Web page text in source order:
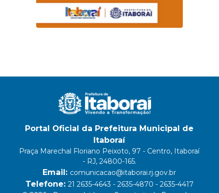
Portal Oficial da Prefeitura Municipal de
Itaboraí
Praça Marechal Floriano Peixoto, 97 - Centro, Itaboraí
- RJ, 24800-165.
Email: comunicacao@itaborai.rj.gov.br
Telefone: 21 2635-4643 - 2635-4870 - 2635-4417